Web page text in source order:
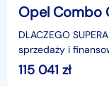
DLACZEGO
sprzedaży i
osobowych, przez
Zaufanie
115 041 zł